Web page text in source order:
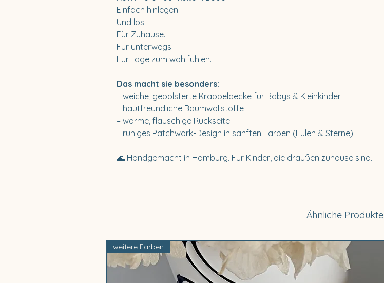
Einfach hinlegen.
Und los.
Für Zuhause.
Für unterwegs.
Für Tage zum wohlfühlen.
Das macht sie besonders:
– weiche, gepolsterte Krabbeldecke für Babys & Kleinkinder
– hautfreundliche Baumwollstoffe
– warme, flauschige Rückseite
– ruhiges Patchwork-Design in sanften Farben (Eulen & Sterne)
🌊 Handgemacht in Hamburg. Für Kinder, die draußen zuhause sind.
Ähnliche Produkte
weitere Farben